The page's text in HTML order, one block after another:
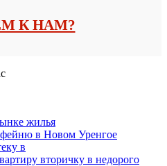
К НАМ?
жилья
в Новом Уренгое
в
вторичку в недорого